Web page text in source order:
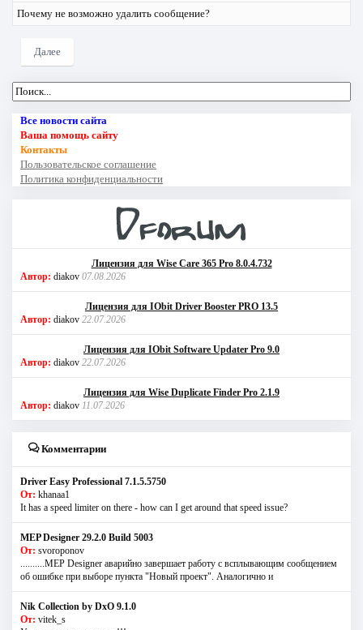
Почему не возможно удалить сообщение?
Далее
Все новости сайта
Ваша помощь сайту
Контакты
Пользовательское соглашение
Политика конфиденциальности
Лицензия для Wise Care 365 Pro 8.0.4.732
Автор: diakov 07.08.2026
Лицензия для IObit Driver Booster PRO 13.5
Автор: diakov 22.07.2026
Лицензия для IObit Software Updater Pro 9.0
Автор: diakov 22.07.2026
Лицензия для Wise Duplicate Finder Pro 2.1.9
Автор: diakov 11.07.2026
Комментарии
Driver Easy Professional 7.1.5.5750
От: khanaa1
It has a speed limiter on there - how can I get around that speed issue?
MEP Designer 29.2.0 Build 5003
От: svoroponov
..........MEP Designer аварийно завершает работу с всплывающим сообщением
об ошибке при выборе пункта "Новый проект". Аналогично и
Nik Collection by DxO 9.1.0
От: vitek_s